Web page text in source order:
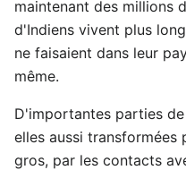
maintenant des millions
d'Indiens vivent plus
ne faisaient dans leur
même.
D'importantes parties
elles aussi transformées
gros, par les contacts